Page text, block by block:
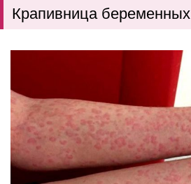
Крапивница беременных